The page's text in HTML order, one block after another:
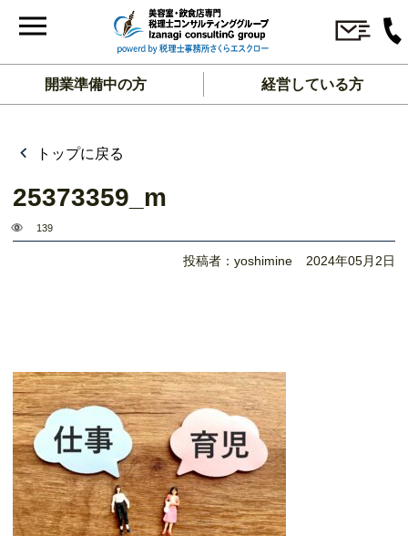
開業準備中の方 経営している方
トップに戻る
25373359_m
139
投稿者：yoshimine 2024年05月2日